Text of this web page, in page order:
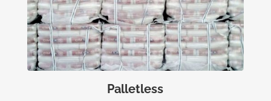
Palletless